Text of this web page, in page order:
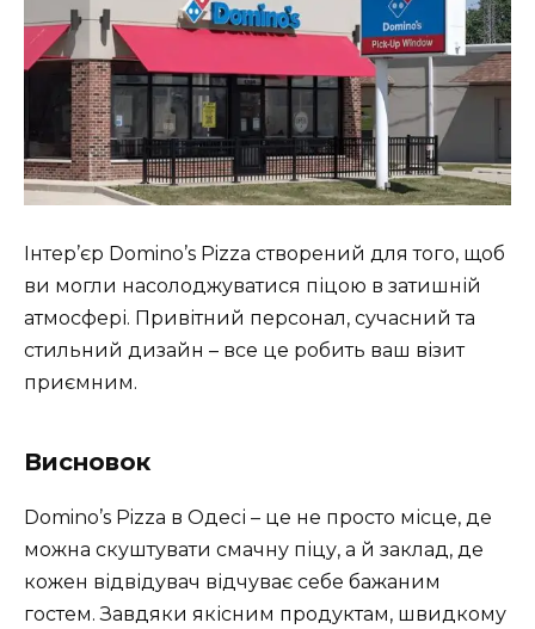
Інтер’єр Domino’s Pizza створений для того, щоб
ви могли насолоджуватися піцою в затишній
атмосфері. Привітний персонал, сучасний та
стильний дизайн – все це робить ваш візит
приємним.
Висновок
Domino’s Pizza в Одесі – це не просто місце, де
можна скуштувати смачну піцу, а й заклад, де
кожен відвідувач відчуває себе бажаним
гостем. Завдяки якісним продуктам, швидкому